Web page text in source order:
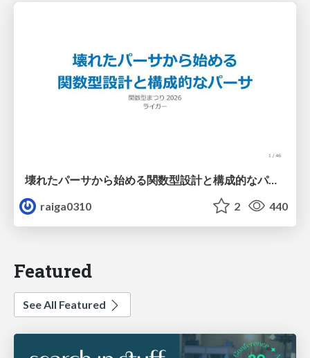
壊れたパーサから始める関数型設計と構成的なパーサ #fp_matsuri
raiga0310
2 440
Featured
See All Featured